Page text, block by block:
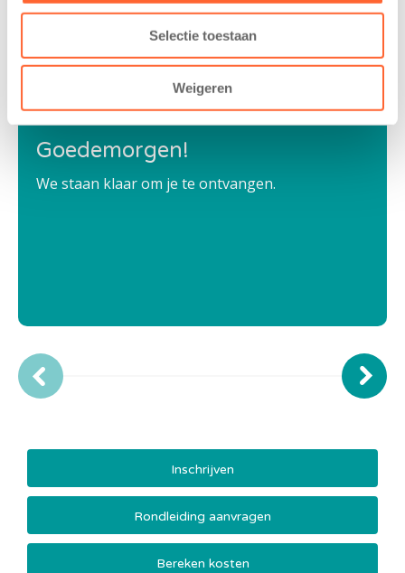
Selectie toestaan
Weigeren
Goedemorgen!
We staan klaar om je te ontvangen.
Inschrijven
Rondleiding aanvragen
Bereken kosten